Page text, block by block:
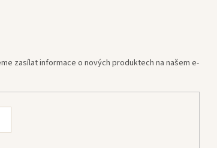
zasílat informace o nových produktech na našem e-